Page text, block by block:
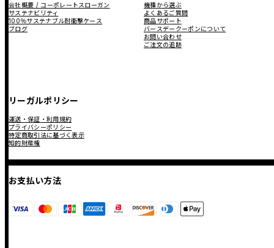
会社概要 / コーポレートスローガン
サステナビリティ
100％サステナブル耐衝撃ケース
ブログ
機種から選ぶ
よくあるご質問
商品サポート
バースデークーポンについて
お問い合わせ
ご注文の追跡
リーガルポリシー
運送・保証・利用規約
プライバシーポリシー
特定商取引法に基づく表示
知的財産権
お支払い方法